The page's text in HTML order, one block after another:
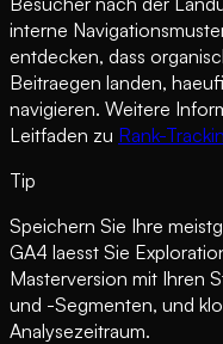
interne
entdecken, dass
Beitraegen landen,
navigieren. Weitere
Leitfaden zu Rank-
Tip
Speichern Sie Ihre
GA4 laesst Sie
Masterversion mit Ihren
und -Segmenten, und
Analysezeitraum.